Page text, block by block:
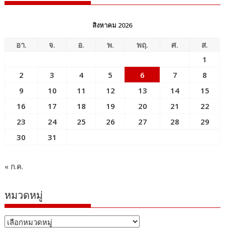
สิงหาคม 2026
อา. จ. อ. พ. พฤ. ศ.
ส.
1
2
3 4 5 6 7
8
9
10 11 12 13 14
15
16
17 18 19 20 21
22
23
24 25 26 27 28
29
30
31
« ก.ค.
หมวดหมู่
หมวด